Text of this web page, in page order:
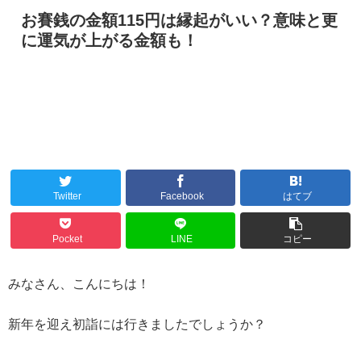
お賽銭の金額115円は縁起がいい？意味と更
に運気が上がる金額も！
Twitter Facebook はてブ
Pocket LINE コピー
みなさん、こんにちは！
新年を迎え初詣には行きましたでしょうか？